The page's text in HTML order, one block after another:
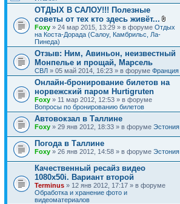
ОТДЫХ В САЛОУ!!! Полезные
советы от тех кто здесь живёт...
В
л
ж
е
и
я
Foxy » 24 мар 2015, 13:29 » в форуме Отдых
на Коста-Дорада (Салоу, Камбрильс, Ла-
Пинеда)
Отзыв: Ним, Авиньон, неизвестный
Монпелье и прощай, Марсель
СВЛ » 05 май 2014, 16:23 » в форуме Франция
Онлайн-бронирование билетов на
норвежский паром Hurtigruten
Foxy » 11 мар 2012, 12:53 » в форуме
Вопросы по бронированию билетов
Автовокзал в Таллине
Foxy » 29 янв 2012, 18:33 » в форуме Эстония
Погода в Таллине
Foxy » 26 янв 2012, 14:58 » в форуме Эстония
Качественный ресайз видео
1080x50i. Вариант второй
Terminus » 12 янв 2012, 17:17 » в форуме
Обработка и хранение фото и
видеоматериалов